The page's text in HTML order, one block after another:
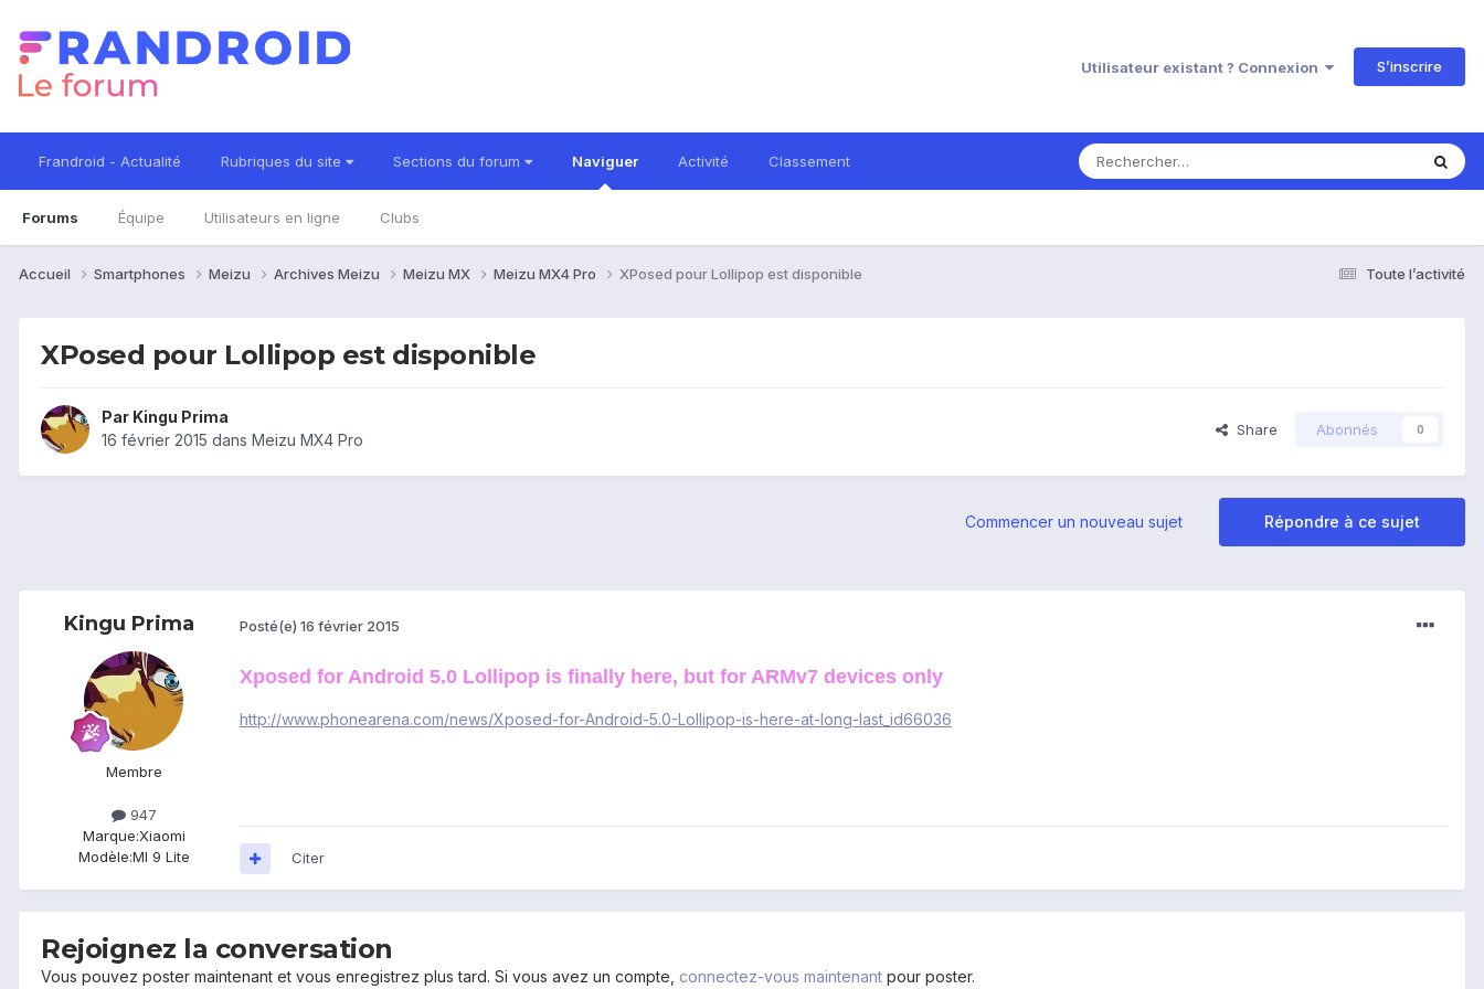
Utilisateur existant ? Connexion S’inscrire
Frandroid - Actualité Rubriques du site Sections du forum Naviguer
Forums Équipe Utilisateurs en ligne Clubs
Activité Classement
Toute l’activité
Accueil Smartphones Meizu Archives Meizu Meizu MX Meizu MX4 Pro XPosed pour Lollipop est disponible
XPosed pour Lollipop est disponible
Par Kingu Prima
16 février 2015 dans Meizu MX4 Pro
Share Abonnés 0
Répondre à ce sujet
Commencer un nouveau sujet
Kingu Prima
Membre
947
Marque:Xiaomi
Modèle:MI 9 Lite
Posté(e) 16 février 2015
Xposed for Android 5.0 Lollipop is finally here, but for ARMv7 devices only
http://www.phonearena.com/news/Xposed-for-Android-5.0-Lollipop-is-here-at-long-last_id66036
Citer
Rejoignez la conversation
Vous pouvez poster maintenant et vous enregistrez plus tard. Si vous avez un compte, connectez-vous maintenant pour poster.